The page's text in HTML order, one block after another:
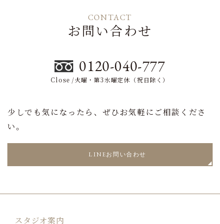
CONTACT
お問い合わせ
0120-040-777
Close /火曜・第3水曜定休（祝日除く）
少しでも気になったら、ぜひお気軽にご相談くださ
い。
LINEお問い合わせ
スタジオ案内